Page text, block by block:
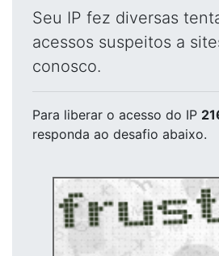
Seu IP fez diversas
acessos suspeitos a
conosco.
Para liberar o acesso do IP
responda ao desafio abaixo.